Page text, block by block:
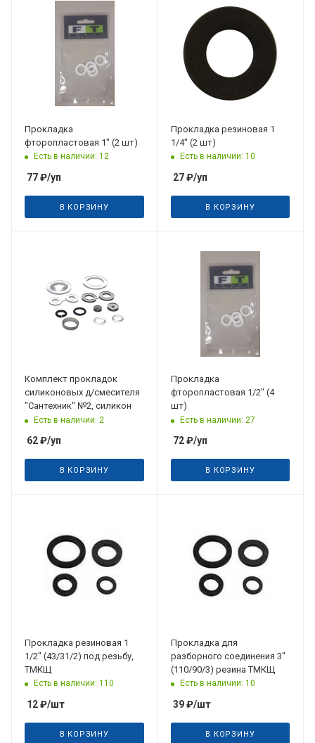
Прокладка
фторопластовая 1" (2 шт)
Есть в наличии: 12
77₽/уп
В КОРЗИНУ
Прокладка резиновая 1
1/4" (2 шт)
Есть в наличии: 10
27₽/уп
В КОРЗИНУ
Комплект прокладок
силиконовых д/смесителя
"Сантехник" №2, силикон
Есть в наличии: 2
62₽/уп
В КОРЗИНУ
Прокладка
фторопластовая 1/2" (4
шт)
Есть в наличии: 27
72₽/уп
В КОРЗИНУ
Прокладка резиновая 1
1/2" (43/31/2) под резьбу,
ТМКЩ
Есть в наличии: 110
12₽/шт
В КОРЗИНУ
Прокладка для
разборного соединения 3"
(110/90/3) резина ТМКЩ
Есть в наличии: 10
39₽/шт
В КОРЗИНУ